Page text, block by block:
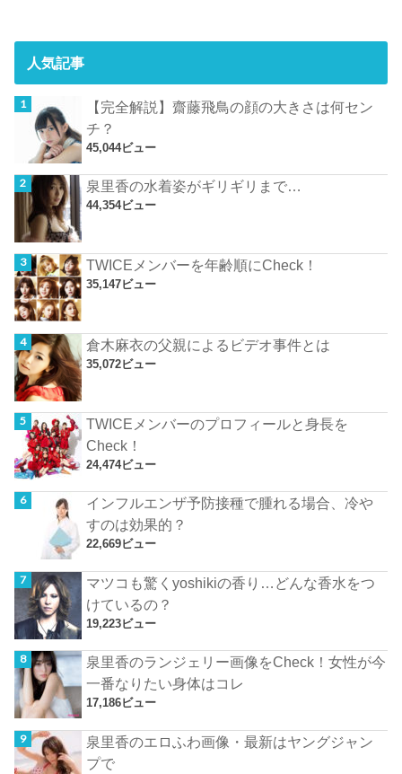
人気記事
【完全解説】齋藤飛鳥の顔の大きさは何セン
チ？
45,044ビュー
泉里香の水着姿がギリギリまで…
44,354ビュー
TWICEメンバーを年齢順にCheck！
35,147ビュー
倉木麻衣の父親によるビデオ事件とは
35,072ビュー
TWICEメンバーのプロフィールと身長を
Check！
24,474ビュー
インフルエンザ予防接種で腫れる場合、冷や
すのは効果的？
22,669ビュー
マツコも驚くyoshikiの香り…どんな香水をつ
けているの？
19,223ビュー
泉里香のランジェリー画像をCheck！女性が今
一番なりたい身体はコレ
17,186ビュー
泉里香のエロふわ画像・最新はヤングジャン
プで